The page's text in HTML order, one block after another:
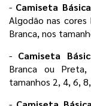
- Camiseta
Algodão nas
Branca, nos
- Camiseta
Branca ou
tamanhos 2, 4, 6,